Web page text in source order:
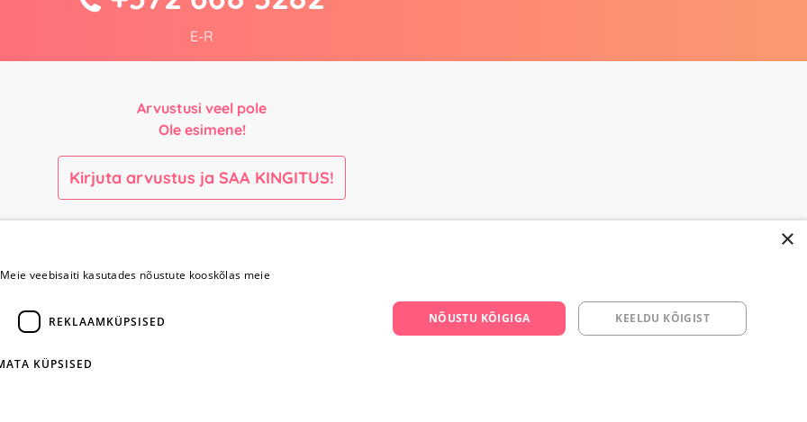
E-R
Arvustusi veel pole
Ole esimene!
Kirjuta arvustus ja SAA KINGITUS!
kohaletoimetamine
Maksmine ja
kohaletoimetamine
+372 668 3282
×
veebisaiti kasutades nõustute kooskõlas meie
REKLAAMKÜPSISED
KÜPSISED
NÕUSTU KÕIGIGA KEELDU KÕIGIST